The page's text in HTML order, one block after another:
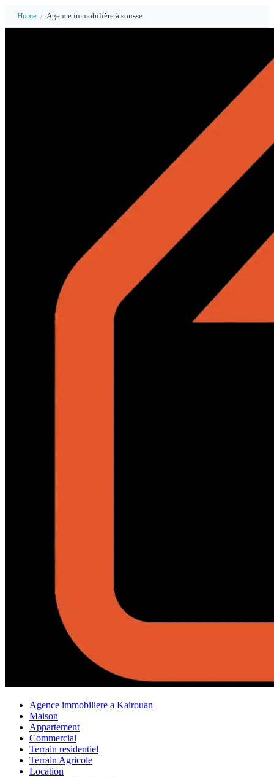
Home / Agence immobilière à sousse
Agence immobiliere a Kairouan
Maison
Appartement
Commercial
Terrain residentiel
Terrain Agricole
Location